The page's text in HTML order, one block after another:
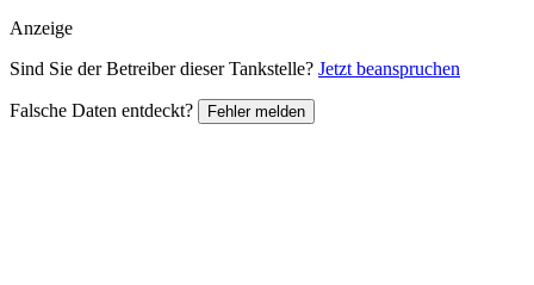
Anzeige
Sind Sie der Betreiber dieser Tankstelle? Jetzt beanspruchen
Falsche Daten entdeckt? Fehler melden